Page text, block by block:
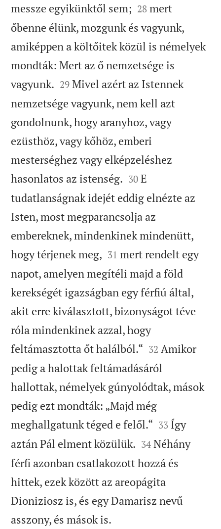
messze egyikünktől sem; 

28 mert
őbenne élünk, mozgunk és vagyunk,
amiképpen a költőitek közül is némelyek
mondták: Mert az ő nemzetsége is
vagyunk. 

29 Mivel azért az Istennek
nemzetsége vagyunk, nem kell azt
gondolnunk, hogy aranyhoz, vagy
ezüsthöz, vagy kőhöz, emberi
mesterséghez vagy elképzeléshez
hasonlatos az istenség. 

30 E
tudatlanságnak idejét eddig elnézte az
Isten, most megparancsolja az
embereknek, mindenkinek mindenütt,
hogy térjenek meg, 

31 mert rendelt egy
napot, amelyen megítéli majd a föld
kerekségét igazságban egy férfiú által,
akit erre kiválasztott, bizonyságot téve
róla mindenkinek azzal, hogy
feltámasztotta őt halálból.“ 

32 Amikor
pedig a halottak feltámadásáról
hallottak, némelyek gúnyolódtak, mások
pedig ezt mondták: „Majd még
meghallgatunk téged e felől.“ 

33 Így
aztán Pál elment közülük. 

34 Néhány
férfi azonban csatlakozott hozzá és
hittek, ezek között az areopágita
Dioniziosz is, és egy Damarisz nevű
asszony, és mások is.